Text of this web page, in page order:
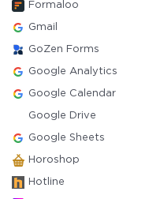
Formaloo
Gmail
GoZen Forms
Google Analytics
Google Calendar
Google Drive
Google Sheets
Horoshop
Hotline